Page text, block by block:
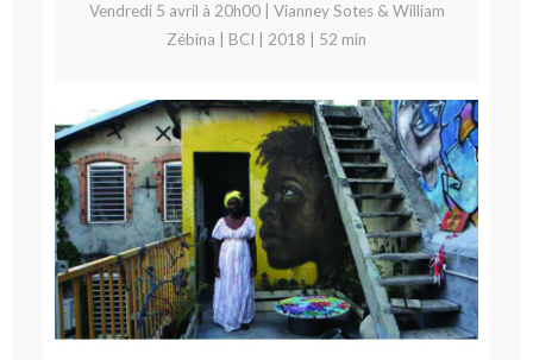
Vendredi 5 avril à 20h00 | Vianney Sotes & William
Zébina | BCI | 2018 | 52 min